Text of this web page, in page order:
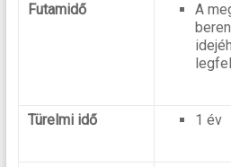
Futamidő
A
Türelmi idő 1 év